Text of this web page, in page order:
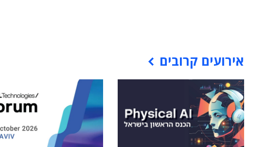
אירועים קרובים